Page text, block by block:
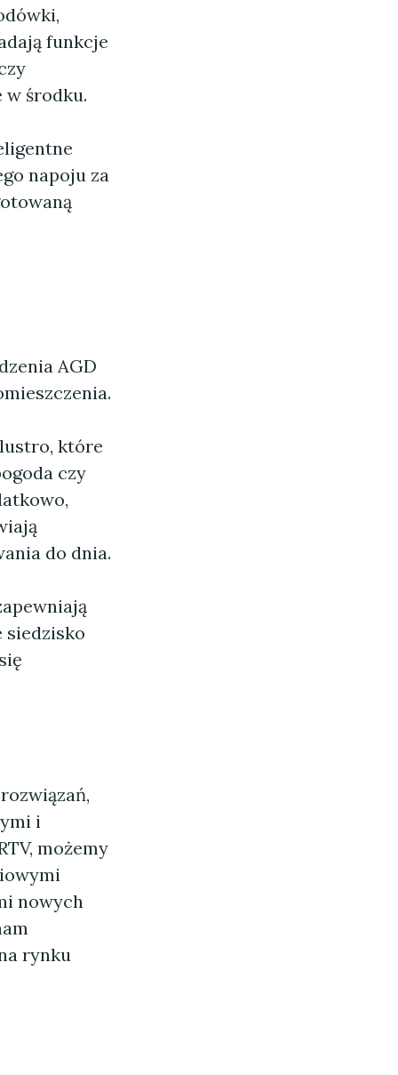
funkcje
środku.
napoju za
AGD
które
czy
do dnia.
siedzisko
i
możemy
nowych
rynku